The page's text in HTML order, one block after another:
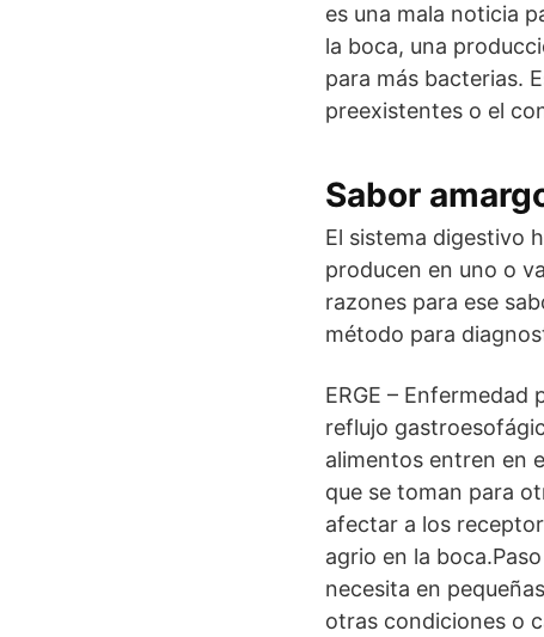
es una mala noticia
la boca, una
para más bacterias.
preexistentes o el
Sabor
El sistema digestivo
producen en uno o
razones para ese
método para
ERGE –
reflujo
alimentos entren en
que se toman para
afectar a los
agrio en la
necesita en
otras condiciones o